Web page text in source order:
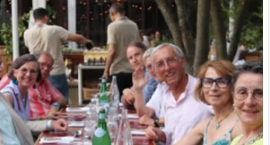
dernier, 14 Alumni vivant / travaillant
partagé un moment convivial de
et d'échanges !
pour votre présence et à Alexandre
l'organisation !